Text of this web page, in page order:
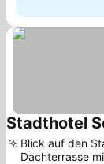
Stadthotel
Blick auf den
Dachterrasse